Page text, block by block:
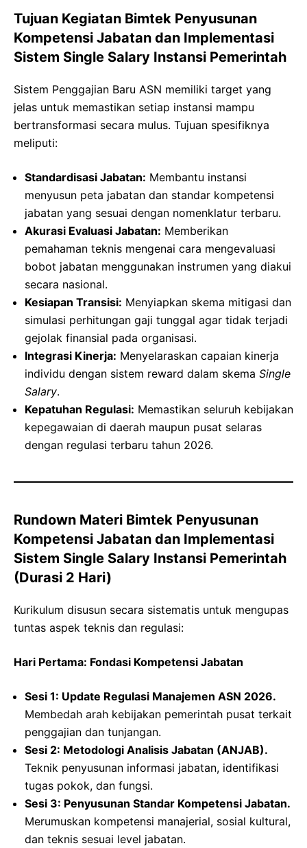
Tujuan Kegiatan Bimtek Penyusunan
Kompetensi Jabatan dan Implementasi
Sistem Single Salary Instansi Pemerintah
Sistem Penggajian Baru ASN memiliki target yang
jelas untuk memastikan setiap instansi mampu
bertransformasi secara mulus. Tujuan spesifiknya
meliputi:
Standardisasi Jabatan: Membantu instansi
menyusun peta jabatan dan standar kompetensi
jabatan yang sesuai dengan nomenklatur terbaru.
Akurasi Evaluasi Jabatan: Memberikan
pemahaman teknis mengenai cara mengevaluasi
bobot jabatan menggunakan instrumen yang diakui
secara nasional.
Kesiapan Transisi: Menyiapkan skema mitigasi dan
simulasi perhitungan gaji tunggal agar tidak terjadi
gejolak finansial pada organisasi.
Integrasi Kinerja: Menyelaraskan capaian kinerja
individu dengan sistem reward dalam skema Single
Salary.
Kepatuhan Regulasi: Memastikan seluruh kebijakan
kepegawaian di daerah maupun pusat selaras
dengan regulasi terbaru tahun 2026.
Rundown Materi Bimtek Penyusunan
Kompetensi Jabatan dan Implementasi
Sistem Single Salary Instansi Pemerintah
(Durasi 2 Hari)
Kurikulum disusun secara sistematis untuk mengupas
tuntas aspek teknis dan regulasi:
Hari Pertama: Fondasi Kompetensi Jabatan
Sesi 1: Update Regulasi Manajemen ASN 2026.
Membedah arah kebijakan pemerintah pusat terkait
penggajian dan tunjangan.
Sesi 2: Metodologi Analisis Jabatan (ANJAB).
Teknik penyusunan informasi jabatan, identifikasi
tugas pokok, dan fungsi.
Sesi 3: Penyusunan Standar Kompetensi Jabatan.
Merumuskan kompetensi manajerial, sosial kultural,
dan teknis sesuai level jabatan.